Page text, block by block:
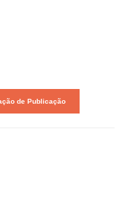
de Publicação